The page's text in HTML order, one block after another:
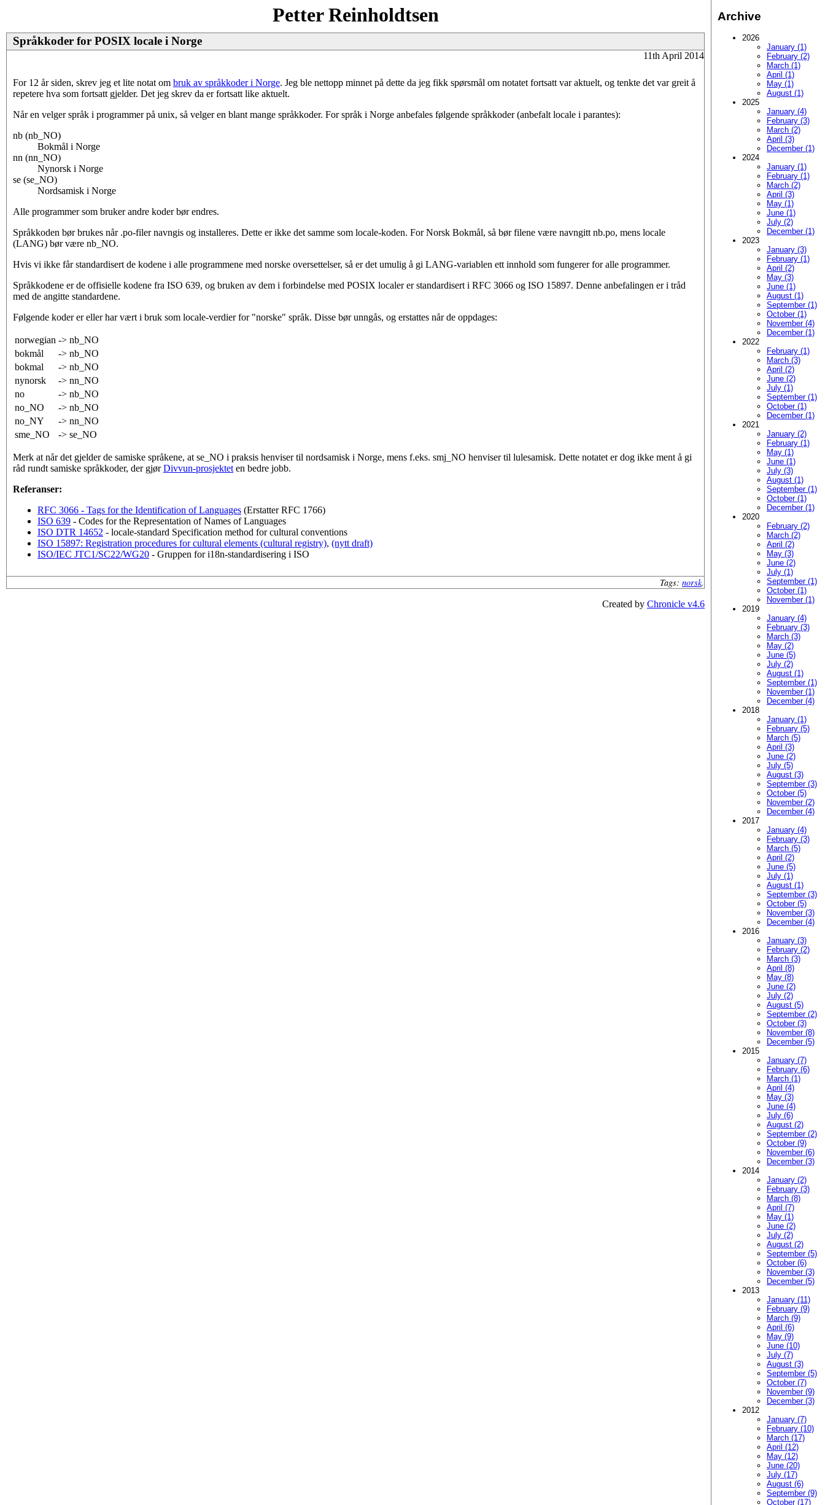
Petter Reinholdtsen
Språkkoder for POSIX locale i Norge
11th April 2014
For 12 år siden, skrev jeg et lite notat om bruk av språkkoder i Norge. Jeg ble nettopp minnet på dette da jeg fikk spørsmål om notatet fortsatt var aktuelt, og tenkte det var greit å
repetere hva som fortsatt gjelder. Det jeg skrev da er fortsatt like aktuelt.
Når en velger språk i programmer på unix, så velger en blant mange språkkoder. For språk i Norge anbefales følgende språkkoder (anbefalt locale i parantes):
nb (nb_NO)
Bokmål i Norge
nn (nn_NO)
Nynorsk i Norge
se (se_NO)
Nordsamisk i Norge
Alle programmer som bruker andre koder bør endres.
Språkkoden bør brukes når .po-filer navngis og installeres. Dette er ikke det samme som locale-koden. For Norsk Bokmål, så bør filene være navngitt nb.po, mens locale
(LANG) bør være nb_NO.
Hvis vi ikke får standardisert de kodene i alle programmene med norske oversettelser, så er det umulig å gi LANG-variablen ett innhold som fungerer for alle programmer.
Språkkodene er de offisielle kodene fra ISO 639, og bruken av dem i forbindelse med POSIX localer er standardisert i RFC 3066 og ISO 15897. Denne anbefalingen er i tråd
med de angitte standardene.
Følgende koder er eller har vært i bruk som locale-verdier for "norske" språk. Disse bør unngås, og erstattes når de oppdages:
norwegian -> nb_NO
bokmål
-> nb_NO
bokmal
-> nb_NO
nynorsk
-> nn_NO
no
-> nb_NO
no_NO
-> nb_NO
no_NY
-> nn_NO
sme_NO
-> se_NO
Merk at når det gjelder de samiske språkene, at se_NO i praksis henviser til nordsamisk i Norge, mens f.eks. smj_NO henviser til lulesamisk. Dette notatet er dog ikke ment å gi
råd rundt samiske språkkoder, der gjørDivvun-prosjektet en bedre jobb.
Referanser:
RFC 3066 - Tags for the Identification of Languages (Erstatter RFC 1766)
ISO 639 - Codes for the Representation of Names of Languages
ISO DTR 14652 - locale-standard Specification method for cultural conventions
ISO 15897: Registration procedures for cultural elements (cultural registry), (nytt draft)
ISO/IEC JTC1/SC22/WG20 - Gruppen for i18n-standardisering i ISO
Tags: norsk.
Archive
2026
January (1)
February (2)
March (1)
April (1)
May (1)
August (1)
2025
January (4)
February (3)
March (2)
April (3)
December (1)
2024
January (1)
February (1)
March (2)
April (3)
May (1)
June (1)
July (2)
December (1)
2023
January (3)
February (1)
April (2)
May (3)
June (1)
August (1)
September (1)
October (1)
November (4)
December (1)
2022
February (1)
March (3)
April (2)
June (2)
July (1)
September (1)
October (1)
December (1)
2021
January (2)
February (1)
May (1)
June (1)
July (3)
August (1)
September (1)
October (1)
December (1)
2020
February (2)
March (2)
April (2)
May (3)
June (2)
July (1)
September (1)
October (1)
November (1)
2019
January (4)
February (3)
March (3)
May (2)
June (5)
July (2)
August (1)
September (1)
November (1)
December (4)
2018
January (1)
February (5)
March (5)
April (3)
June (2)
July (5)
August (3)
September (3)
October (5)
November (2)
December (4)
2017
January (4)
February (3)
March (5)
April (2)
June (5)
July (1)
August (1)
September (3)
October (5)
November (3)
December (4)
2016
January (3)
February (2)
March (3)
April (8)
May (8)
June (2)
July (2)
August (5)
September (2)
October (3)
November (8)
December (5)
2015
January (7)
February (6)
March (1)
April (4)
May (3)
June (4)
July (6)
August (2)
September (2)
October (9)
November (6)
December (3)
2014
January (2)
February (3)
March (8)
April (7)
May (1)
June (2)
July (2)
August (2)
September (5)
October (6)
November (3)
December (5)
2013
January (11)
February (9)
March (9)
April (6)
May (9)
June (10)
July (7)
August (3)
September (5)
October (7)
November (9)
December (3)
2012
January (7)
February (10)
March (17)
April (12)
May (12)
June (20)
July (17)
August (6)
September (9)
October (17)
Created by Chronicle v4.6